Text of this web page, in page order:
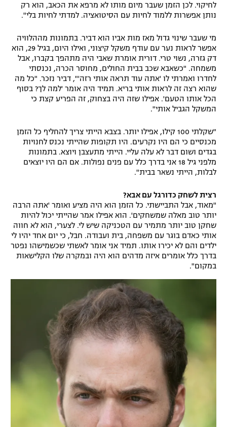
לחיקוי. לכן הזמן שעבר מיום מותו לא מרפא את הכאב, הוא רק
נותן אפשרות ללמוד לחיות עם הסיטואציה. למדתי לחיות בלי".
מי שעבר שינוי גדול מאז מות אביו הוא דביר. בתמונות מההלוויה
אפשר לראות נער עם עודף משקל קיצוני, ואילו היום, בגיל 29, הוא
דק גזרה, נשוי טרי. דורית אומרת שאבי היה מתהפך בקברו, אבל
משמחה. "כשאבא שכב בבית החולים, מחוסר הכרה, נכנסתי
לחדרו ואמרתי לו 'אתה עוד תראה אותי רזה'", דביר נזכר. "כל מה
שהוא רצה זה לראות אותי בריא. תמיד היה אומר 'למה לך? בסוף
הכל אותו הטעם'. אפילו שזה היה בצחוק, זה הפריע קצת כי
המשקל הגביל אותי".
"שקלתי 100 קילו, אפילו יותר. בצבא הייתי צריך להחליף כל הזמן
מכנסיים כי הם היו נקרעים. היו תקופות שהייתי נכנס לחנויות
בגדים ושום דבר לא עלה עליי. הייתי מתעצבן ויוצא. בתמונות
מלפני גיל 18 אני בדרך כלל עם פנים נפולות. אם הם היו יוצאים
לבלות, הייתי נשאר בבית".
רצית לשחק כדורגל עם אבא?
"מאוד, אבל התביישתי. כל הזמן הוא היה מציע ואומר 'אתה הרבה
יותר טוב מאלה שמשחקים'. הוא אפילו אמר שהייתי יכול להיות
שחקן טוב יותר מתמיר עם הטכניקה שיש לי. לצערי, הוא לא חווה
אותי כאדם בוגר עם משפחה, בית ועבודה. חבל, כי יום אחד יהיו לי
ילדים והם לא יכירו אותו. תמיד אני אומר לאשתי שכשמישהו נפטר
בדרך כלל אומרים איזה מדהים הוא היה ובמקרה שלו הקלישאות
במקום".